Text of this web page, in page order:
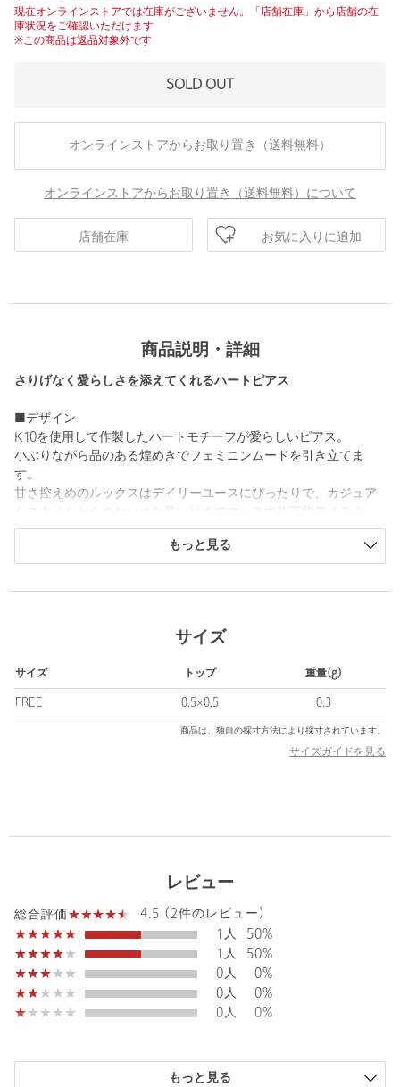
現在オンラインストアでは在庫がございません。「店舗在庫」から店舗の在
庫状況をご確認いただけます
※この商品は返品対象外です
SOLD OUT
オンラインストアからお取り置き（送料無料）
オンラインストアからお取り置き（送料無料）について
店舗在庫 お気に入りに追加
商品説明・詳細
さりげなく愛らしさを添えてくれるハートピアス
■デザイン
K10を使用して作製したハートモチーフが愛らしいピアス。
小ぶりながら品のある煌めきでフェミニンムードを引き立てま
す。
甘さ控えめのルックスはデイリーユースにぴったりで、カジュア
ご自身用にはもちろん、贈り物としても喜ばれること間違いなし
■コーディネート
アップヘアースタイルの耳元に付けるとハートモチーフの立体感
【注意事項】
※商品に「取り扱い上の注意書き」、「洗濯表示」がございます
場合は、使用前に必ずご確認ください。
※商品画像は、光の当たり具合やパソコンなどの閲覧環境によ
品名：BY 10K PUKU HEART P 品番：18336000071
商品詳細
注文キャンセル 対象商品
返品 対象外商品
WOMEN
もっと見る
サイズ
サイズ トップ 重量(g)
FREE 0.5×0.5 0.3
商品は、独自の採寸方法により採寸されています。
サイズガイドを見る
レビュー
総合評価
4.5 (2件のレビュー)
1人
50%
1人
50%
0人
0%
0人
0%
0人
0%
もっと見る